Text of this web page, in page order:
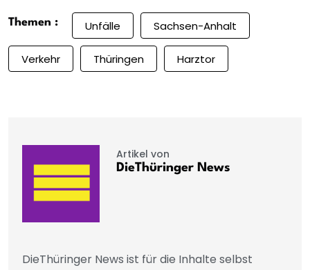
Themen : Unfälle Sachsen-Anhalt
Verkehr Thüringen Harztor
Artikel von
DieThüringer News
DieThüringer News ist für die Inhalte selbst